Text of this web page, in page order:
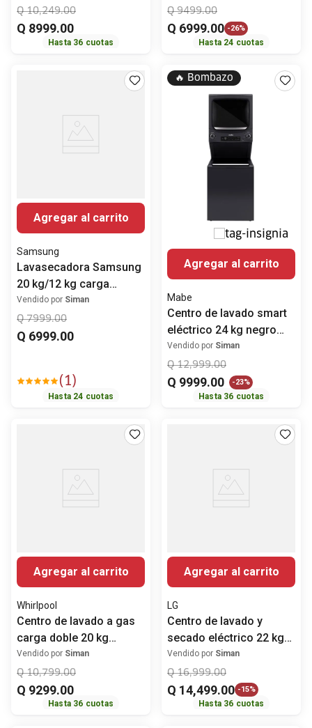
Whirlpool
Q 10,249.00
Q 8999.00
Hasta 36 cuotas
kg WD20EWNT6PC LG
Q 9499.00
Q 6999.00 -26%
Hasta 24 cuotas
Agregar al carrito
Samsung
Lavasecadora Samsung
20 kg/12 kg carga
frontal
WD20T6300GP/AX
Vendido por Siman
Q 7999.00
Q 6999.00
( 1)
Hasta 24 cuotas
🔥 Bombazo
Agregar al carrito
Mabe
Centro de lavado smart
eléctrico 24 kg negro
Mabe MCL2440EPDG0
Vendido por Siman
Q 12,999.00
Q 9999.00 -23%
Hasta 36 cuotas
Agregar al carrito
Whirlpool
Centro de lavado a gas
carga doble 20 kg
7MWGT4027HW
Whirlpool.
Vendido por Siman
Q 10,799.00
Q 9299.00
Hasta 36 cuotas
Agregar al carrito
LG
Centro de lavado y
secado eléctrico 22 kg
torre blanco Inverter
WK22WS6PE LG
Vendido por Siman
Q 16,999.00
Q 14,499.00 -15%
Hasta 36 cuotas